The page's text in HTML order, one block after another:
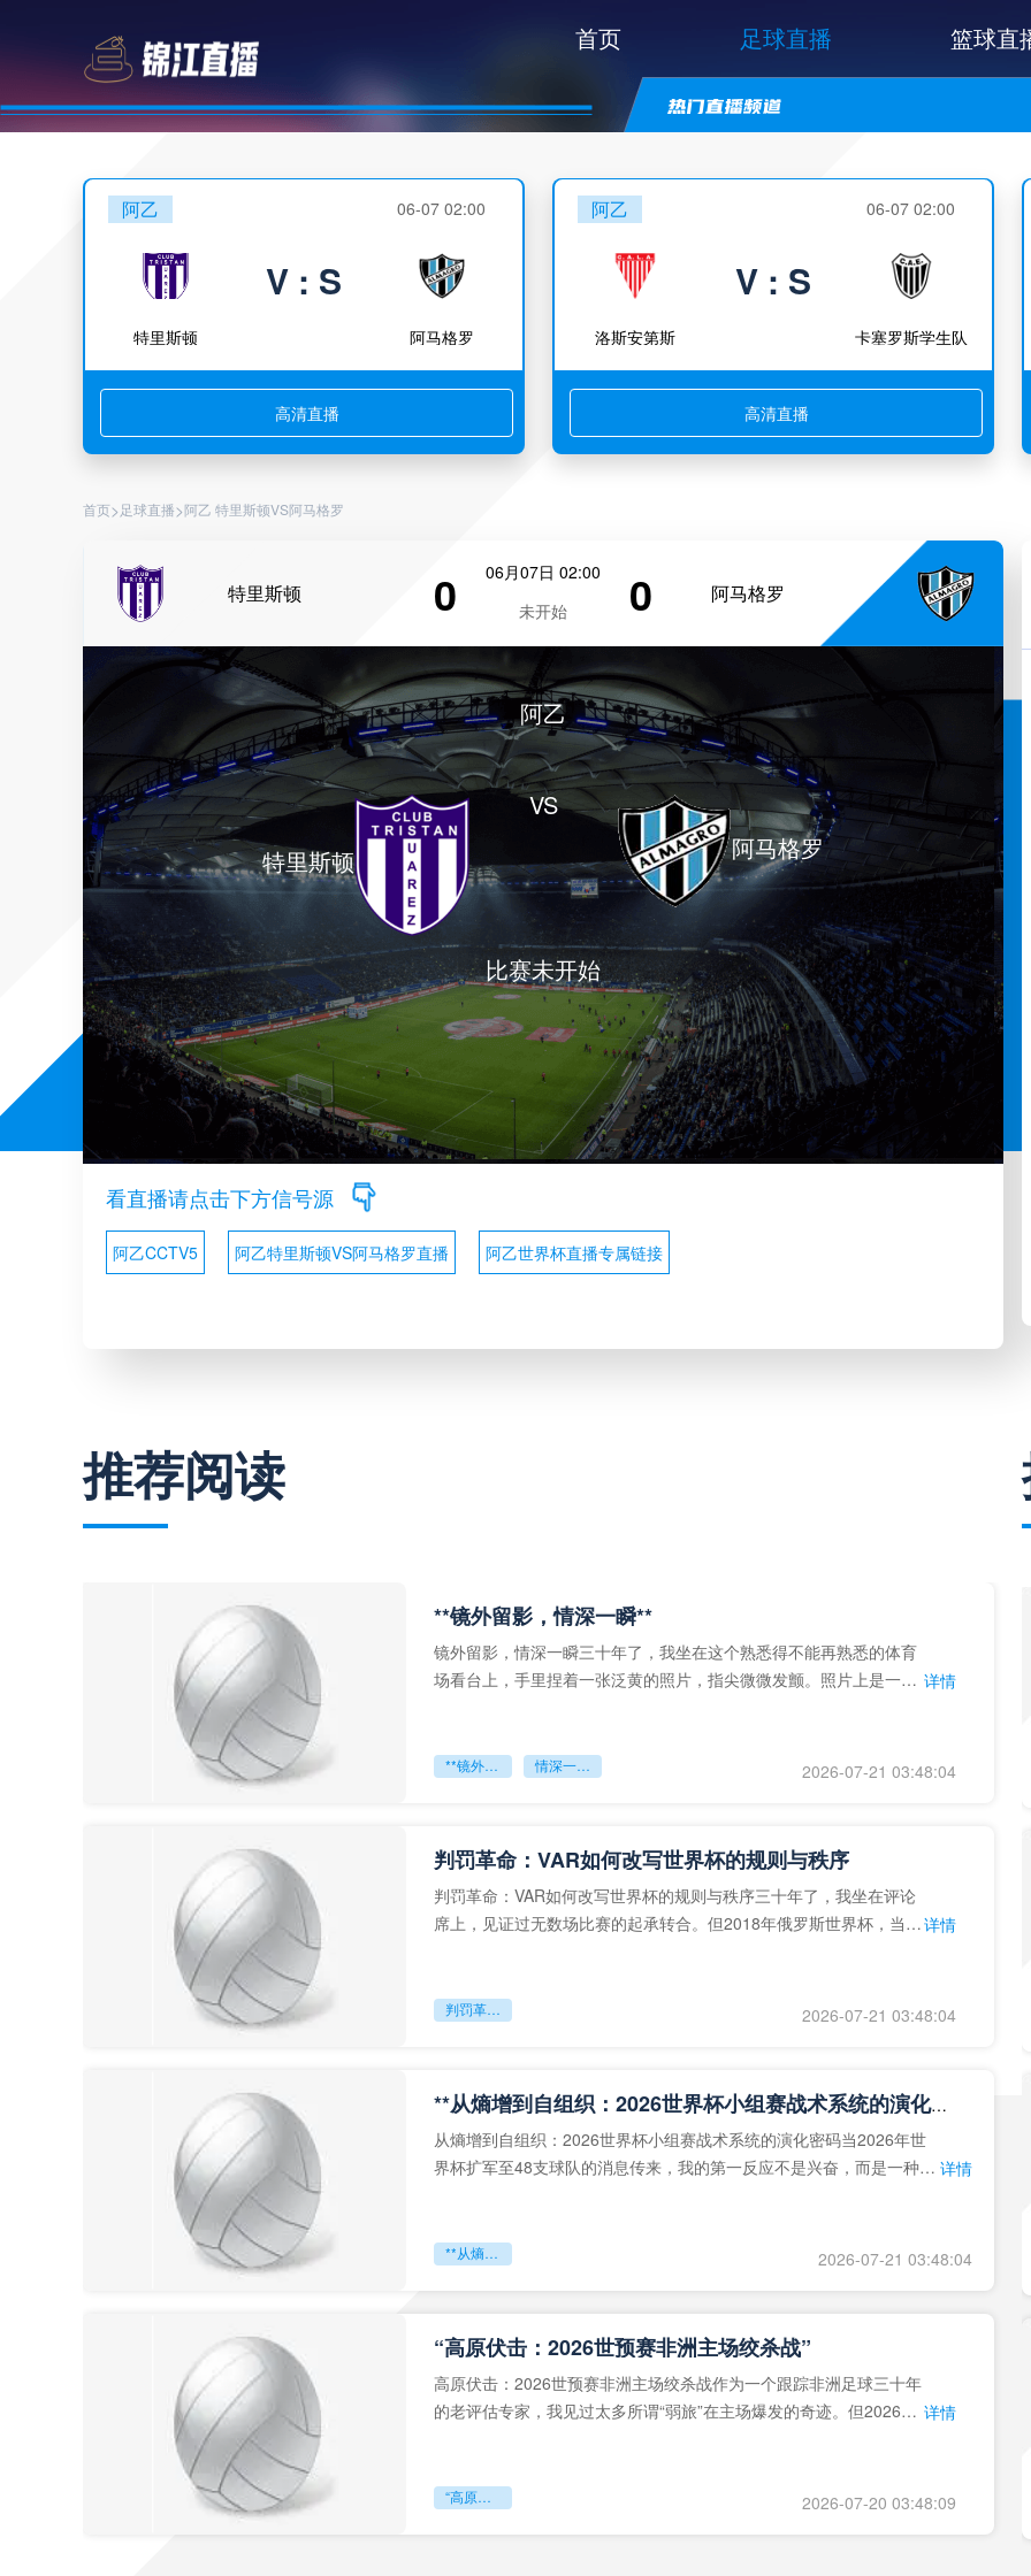
首页 足球直播 篮球直
阿乙 06-07 02:00
特里斯顿
V : S
阿马格罗
高清直播
阿乙 06-07 02:00
洛斯安第斯
V : S
卡塞罗斯学生队
高清直播
首页> 足球直播>阿乙 特里斯顿VS阿马格罗
特里斯顿 0
06月07日 02:00
未开始
0 阿马格罗
特里斯顿
阿乙
VS
比赛未开始
阿马格罗
看直播请点击下方信号源
阿乙CCTV5 阿乙特里斯顿VS阿马格罗直播 阿乙世界杯直播专属链接
推荐阅读
**镜外留影，情深一瞬**
镜外留影，情深一瞬三十年了，我坐在这个熟悉得不能再熟悉的体育
场看台上，手里捏着一张泛黄的照片，指尖微微发颤。照片上是一个 详情
**镜外留影 情深一瞬** 2026-07-21 03:48:04
判罚革命：VAR如何改写世界杯的规则与秩序
判罚革命：VAR如何改写世界杯的规则与秩序三十年了，我坐在评论
席上，见证过无数场比赛的起承转合。但2018年俄罗斯世界杯，当
详情
判罚革命：VAR如何改写世界杯的规则与秩序 2026-07-21 03:48:04
**从熵增到自组织：2026世界杯小组赛战术系统的演化密码**
从熵增到自组织：2026世界杯小组赛战术系统的演化密码当2026年世
界杯扩军至48支球队的消息传来，我的第一反应不是兴奋，而是一种深 详情
**从熵增到自组织：2026世界杯小组赛战术系统的演化密码** 2026-07-21 03:48:04
“高原伏击：2026世预赛非洲主场绞杀战”
高原伏击：2026世预赛非洲主场绞杀战作为一个跟踪非洲足球三十年
的老评估专家，我见过太多所谓“弱旅”在主场爆发的奇迹。但2026年 详情
“高原伏击：2026世预赛非洲主场绞杀战” 2026-07-20 03:48:09